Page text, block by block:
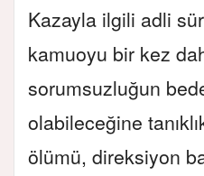
Kazayla ilgili adli
kamuoyu bir kez
sorumsuzluğun
olabileceğine
ölümü, direksiyon